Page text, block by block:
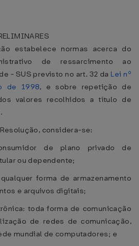
estabelece normas acerca do
de ressarcimento ao
- SUS previsto no art. 32 da Lei nº
de 1998, e sobre repetição de
valores recolhidos a título de
considera-se:
de plano privado de
ou dependente;
forma de armazenamento
e arquivos digitais;
toda forma de comunicação
de redes de comunicação,
mundial de computadores; e